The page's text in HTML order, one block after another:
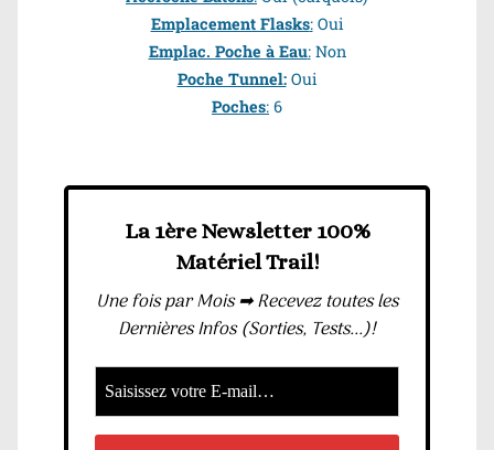
Emplacement Flasks:Oui
Emplac. Poche à Eau:Non
Poche Tunnel:Oui
Poches: 6
La 1ère Newsletter 100%
Matériel Trail!
Une fois par Mois ➡ Recevez toutes les
Dernières Infos (Sorties, Tests...)!